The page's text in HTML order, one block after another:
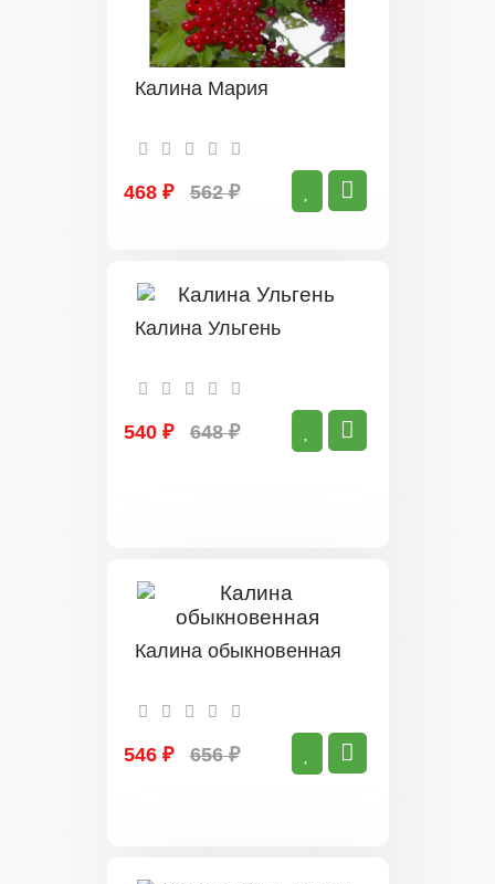
Калина Мария
468 ₽ 562 ₽
Калина Ульгень
540 ₽ 648 ₽
Калина обыкновенная
546 ₽ 656 ₽